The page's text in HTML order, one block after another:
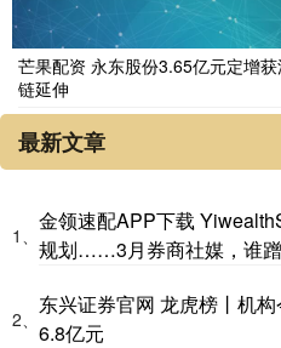
芒果配资 永东股份3.65亿元定增
链延伸
最新文章
1、
金领速配APP下载
规划……3月券商社媒，谁蹭
2、
东兴证券官网 龙虎榜丨机
6.8亿元